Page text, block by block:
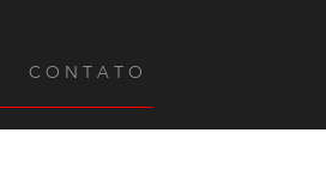
C O N T A T O